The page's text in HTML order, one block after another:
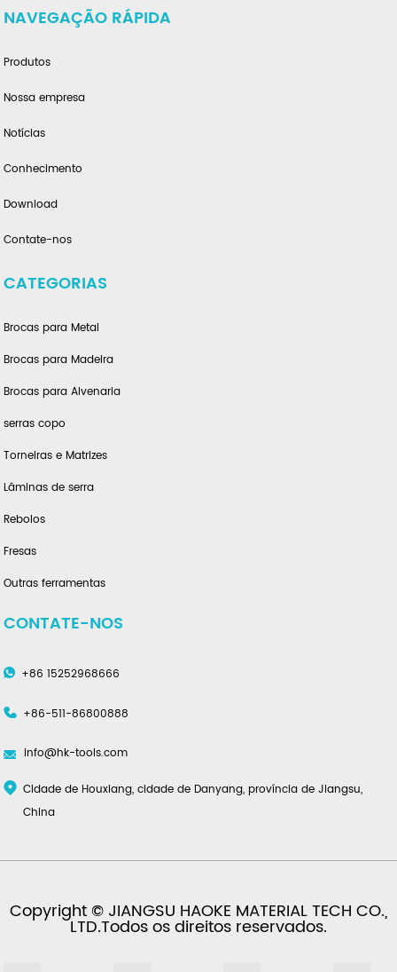
NAVEGAÇÃO RÁPIDA
Produtos
Nossa empresa
Notícias
Conhecimento
Download
Contate-nos
CATEGORIAS
Brocas para Metal
Brocas para Madeira
Brocas para Alvenaria
serras copo
Torneiras e Matrizes
Lâminas de serra
Rebolos
Fresas
Outras ferramentas
CONTATE-NOS
+86 15252968666
+86-511-86800888
info@hk-tools.com
Cidade de Houxiang, cidade de Danyang, província de Jiangsu,
China
Copyright © JIANGSU HAOKE MATERIAL TECH CO.,
LTD.Todos os direitos reservados.